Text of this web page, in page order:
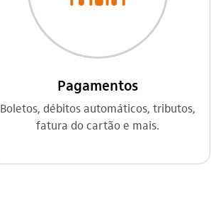
Pagamentos
Boletos, débitos automáticos, tributos,
fatura do cartão e mais.